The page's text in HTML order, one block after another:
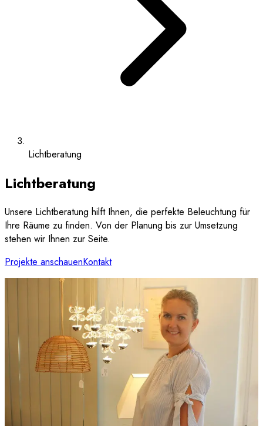
Lichtberatung
Lichtberatung
Unsere Lichtberatung hilft Ihnen, die perfekte Beleuchtung für
Ihre Räume zu finden. Von der Planung bis zur Umsetzung
stehen wir Ihnen zur Seite.
Projekte anschauenKontakt